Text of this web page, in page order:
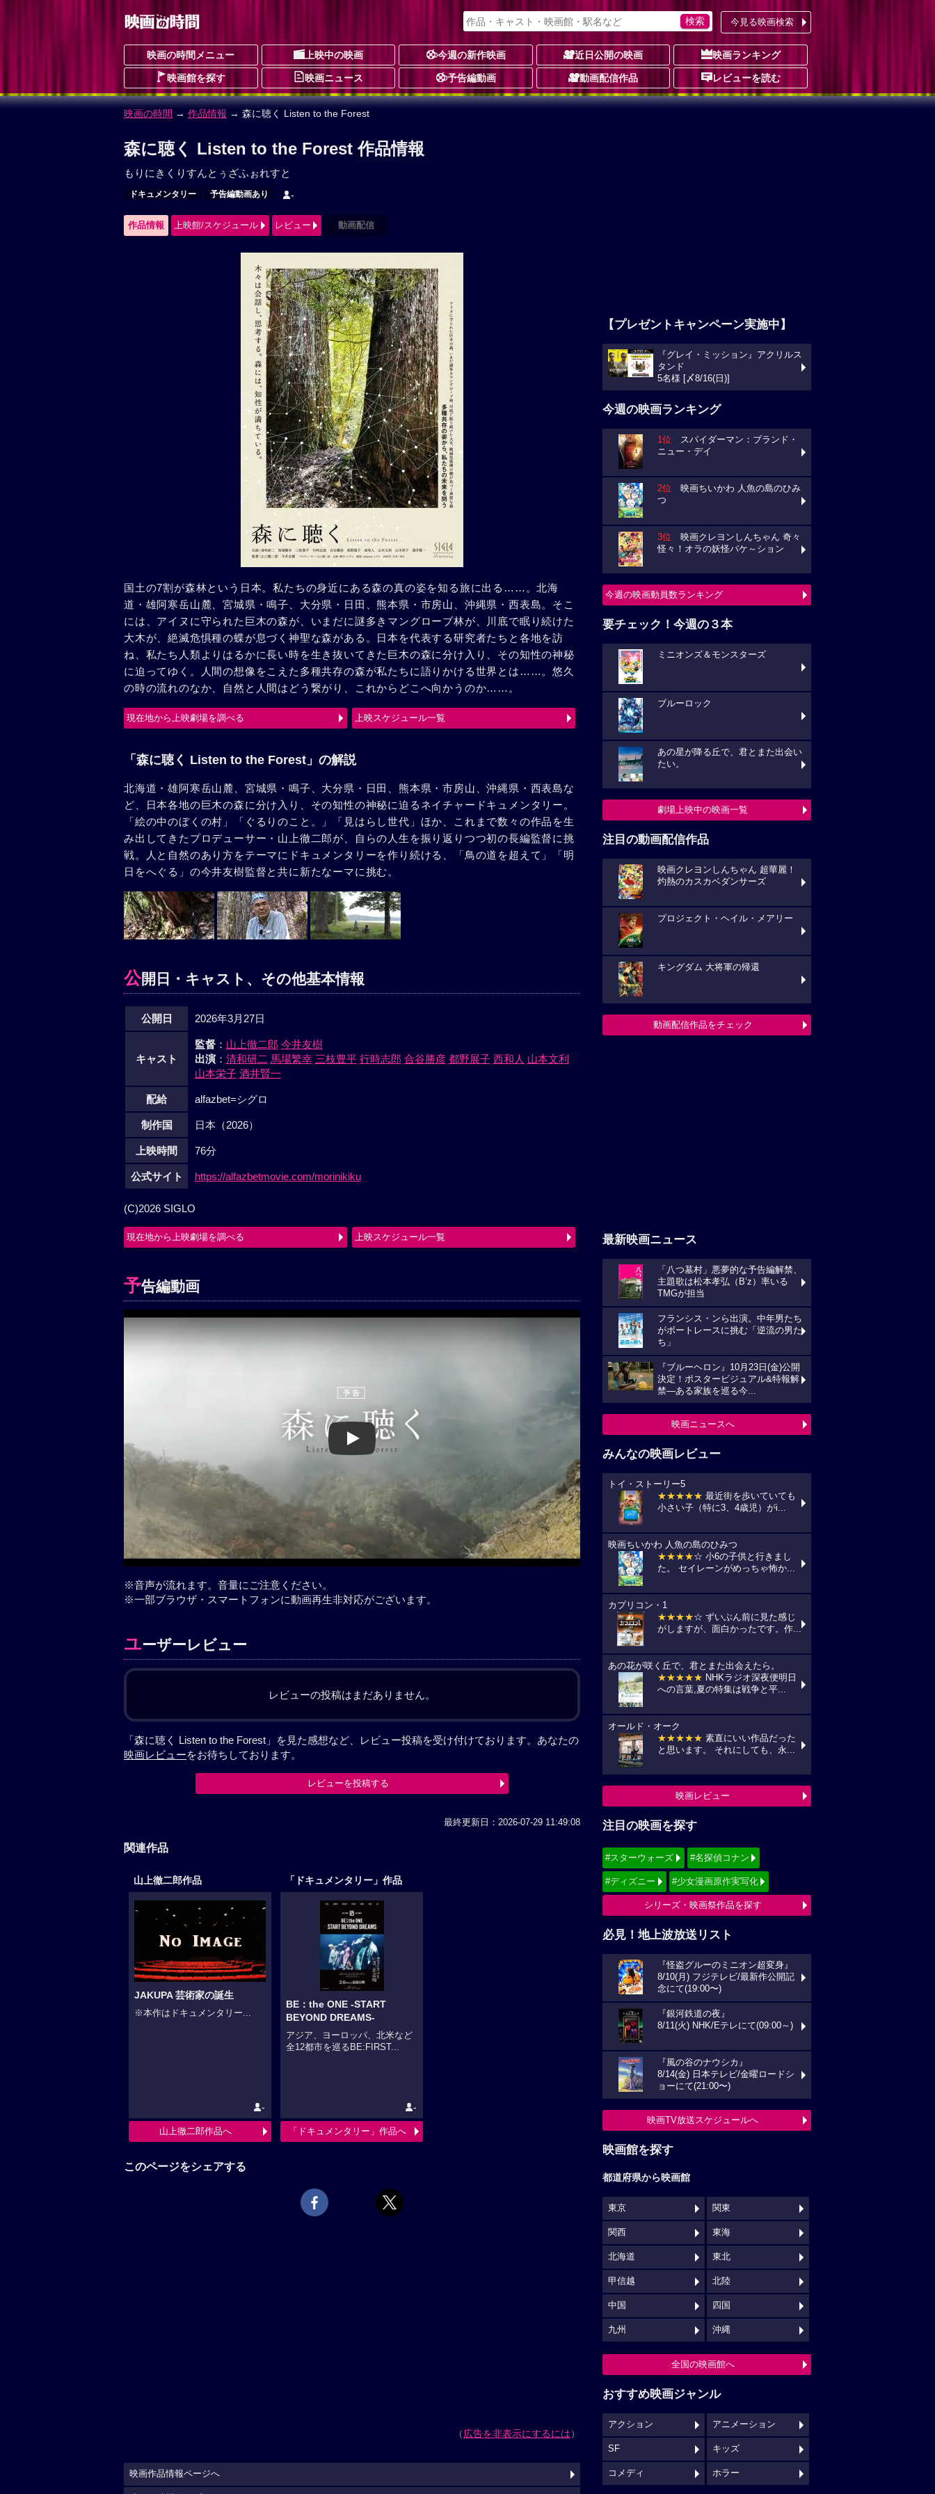
今見る映画検索
映画の時間メニュー 上映中の映画 今週の新作映画 近日公開の映画 映画ランキング
映画館を探す 映画ニュース 予告編動画 動画配信作品 レビューを読む
映画の時間 → 作品情報 → 森に聴く Listen to the Forest
森に聴く Listen to the Forest 作品情報
もりにきくりすんとぅざふぉれすと
ドキュメンタリー 予告編動画あり -
作品情報 上映館/スケジュール レビュー 動画配信
国土の7割が森林という日本。私たちの身近にある森の真の姿を知る旅に出る……。北海
道・雄阿寒岳山麓、宮城県・鳴子、大分県・日田、熊本県・市房山、沖縄県・西表島。そこ
には、アイヌに守られた巨木の森が、いまだに謎多きマングローブ林が、川底で眠り続けた
大木が、絶滅危惧種の蝶が息づく神聖な森がある。日本を代表する研究者たちと各地を訪
ね、私たち人類よりはるかに長い時を生き抜いてきた巨木の森に分け入り、その知性の神秘
に迫ってゆく。人間の想像をこえた多種共存の森が私たちに語りかける世界とは……。悠久
の時の流れのなか、自然と人間はどう繋がり、これからどこへ向かうのか……。
現在地から上映劇場を調べる 上映スケジュール一覧
「森に聴く Listen to the Forest」の解説
北海道・雄阿寒岳山麓、宮城県・鳴子、大分県・日田、熊本県・市房山、沖縄県・西表島な
ど、日本各地の巨木の森に分け入り、その知性の神秘に迫るネイチャードキュメンタリー。
「絵の中のぼくの村」「ぐるりのこと。」「見はらし世代」ほか、これまで数々の作品を生
み出してきたプロデューサー・山上徹二郎が、自らの人生を振り返りつつ初の長編監督に挑
戦。人と自然のあり方をテーマにドキュメンタリーを作り続ける、「鳥の道を超えて」「明
日をへぐる」の今井友樹監督と共に新たなーマに挑む。
公開日・キャスト、その他基本情報
公開日 2026年3月27日
キャスト
監督： 山上徹二郎 今井友樹
出演： 清和研二 馬場繁幸 三枝豊平 行時志郎 合谷勝彦 都野展子 西和人 山本文利
山本栄子 酒井賢一
配給 alfazbet=シグロ
制作国 日本（2026）
上映時間 76分
公式サイト https://alfazbetmovie.com/morinikiku
(C)2026 SIGLO
現在地から上映劇場を調べる 上映スケジュール一覧
予告編動画
Play
※音声が流れます。音量にご注意ください。
※一部ブラウザ・スマートフォンに動画再生非対応がございます。
ユーザーレビュー
レビューの投稿はまだありません。
「森に聴く Listen to the Forest」を見た感想など、レビュー投稿を受け付けております。あなたの
映画レビューをお待ちしております。
レビューを投稿する
最終更新日：2026-07-29 11:49:08
関連作品
山上徹二郎作品
JAKUPA 芸術家の誕生
※本作はドキュメンタリー...
-
山上徹二郎作品へ
「ドキュメンタリー」作品
BE：the ONE -START
BEYOND DREAMS-
アジア、ヨーロッパ、北米など
全12都市を巡るBE:FIRST...
-
「ドキュメンタリー」作品へ
このページをシェアする
（広告を非表示にするには）
【プレゼントキャンペーン実施中】
『グレイ・ミッション』アクリルス
タンド
5名様 [〆8/16(日)]
今週の映画ランキング
1位 スパイダーマン：ブランド・
ニュー・デイ
2位 映画ちいかわ 人魚の島のひみ
つ
3位 映画クレヨンしんちゃん 奇々
怪々！オラの妖怪バケ～ション
今週の映画動員数ランキング
要チェック！今週の３本
ミニオンズ＆モンスターズ
ブルーロック
あの星が降る丘で、君とまた出会い
たい。
劇場上映中の映画一覧
注目の動画配信作品
映画クレヨンしんちゃん 超華麗！
灼熱のカスカベダンサーズ
プロジェクト・ヘイル・メアリー
キングダム 大将軍の帰還
動画配信作品をチェック
最新映画ニュース
「八つ墓村」悪夢的な予告編解禁、
主題歌は松本孝弘（B’z）率いる
TMGが担当
フランシス・ンら出演。中年男たち
がボートレースに挑む「逆流の男た
ち」
『ブルーヘロン』10月23日(金)公開
決定！ポスタービジュアル&特報解
禁―ある家族を巡る今...
映画ニュースへ
みんなの映画レビュー
トイ・ストーリー5
★★★★★ 最近街を歩いていても
小さい子（特に3、4歳児）がi...
映画ちいかわ 人魚の島のひみつ
★★★★☆ 小6の子供と行きまし
た。 セイレーンがめっちゃ怖か...
カプリコン・1
★★★★☆ ずいぶん前に見た感じ
がしますが、面白かったです。作...
あの花が咲く丘で、君とまた出会えたら。
★★★★★ NHKラジオ深夜便明日
への言葉,夏の特集は戦争と平...
オールド・オーク
★★★★★ 素直にいい作品だった
と思います。 それにしても、永...
映画レビュー
注目の映画を探す
#スターウォーズ #名探偵コナン
#ディズニー #少女漫画原作実写化
シリーズ・映画祭作品を探す
必見！地上波放送リスト
『怪盗グルーのミニオン超変身』
8/10(月) フジテレビ/最新作公開記
念にて(19:00〜)
『銀河鉄道の夜』
8/11(火) NHK/Eテレにて(09:00～)
『風の谷のナウシカ』
8/14(金) 日本テレビ/金曜ロードシ
ョーにて(21:00〜)
映画TV放送スケジュールへ
映画館を探す
都道府県から映画館
東京 関東
関西 東海
北海道 東北
甲信越 北陸
中国 四国
九州 沖縄
全国の映画館へ
おすすめ映画ジャンル
アクション アニメーション
SF キッズ
コメディ ホラー
映画作品情報ページへ